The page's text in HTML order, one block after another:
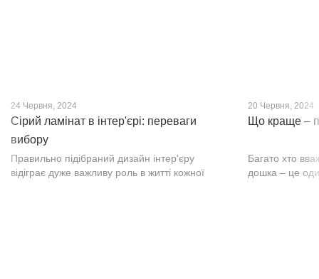
24 Червня, 2024
Сірий ламінат в інтер'єрі: переваги
вибору
Правильно підібраний дизайн інтер'єру
відіграє дуже важливу роль в житті кожної
20 Червня, 2024
Що краще –
Багато хто
дошка – це